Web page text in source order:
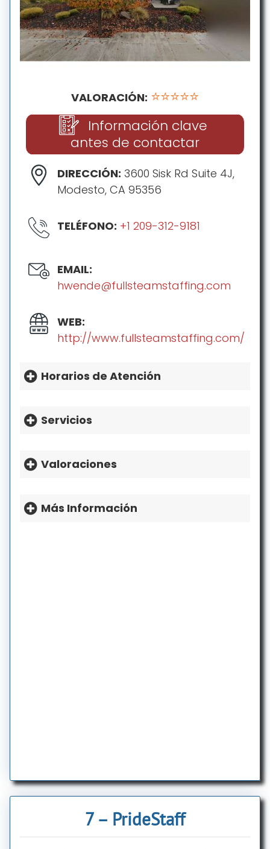
VALORACIÓN: ⭐⭐⭐⭐⭐
Información clave
antes de contactar
DIRECCIÓN: 3600 Sisk Rd Suite 4J,
Modesto, CA 95356
TELÉFONO: +1 209-312-9181
EMAIL:
hwende@fullsteamstaffing.com
WEB:
http://www.fullsteamstaffing.com/
Horarios de Atención
Lunes: 8a.m.-5p.m.
Jueves: 8a.m.-5p.m.
Sábado: Cerrado
Domingo: Cerrado
Servicios
Valoraciones
Más Información
7 – PrideStaff